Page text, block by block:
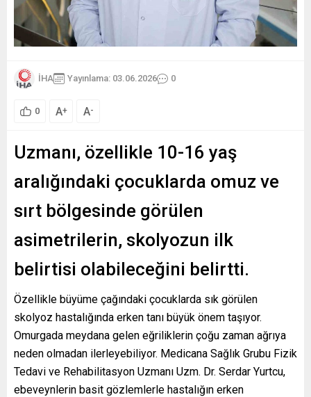
İHA Yayınlama: 03.06.2026 0
0 A+ A-
Uzmanı, özellikle 10-16 yaş
aralığındaki çocuklarda omuz ve
sırt bölgesinde görülen
asimetrilerin, skolyozun ilk
belirtisi olabileceğini belirtti.
Özellikle büyüme çağındaki çocuklarda sık görülen
skolyoz hastalığında erken tanı büyük önem taşıyor.
Omurgada meydana gelen eğriliklerin çoğu zaman ağrıya
neden olmadan ilerleyebiliyor. Medicana Sağlık Grubu Fizik
Tedavi ve Rehabilitasyon Uzmanı Uzm. Dr. Serdar Yurtcu,
ebeveynlerin basit gözlemlerle hastalığın erken